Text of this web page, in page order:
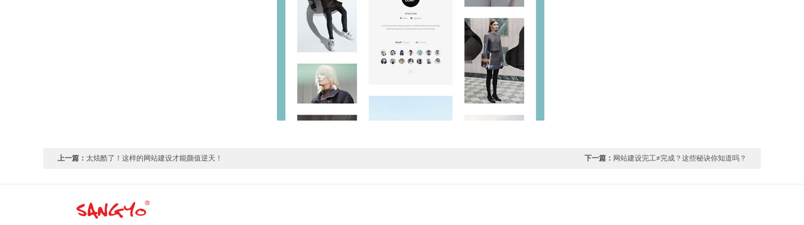
上一篇： 太炫酷了！这样的网站建设才能颜值逆天！ 下一篇： 网站建设完工≠完成？这些秘诀你知道吗？